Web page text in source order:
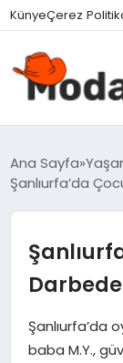
KünyeÇerez
GÜNDEM
EĞITIM
Ana Sayfa
Şanlıurfa’da
Şanlıurfa’da
baba M.Y.,